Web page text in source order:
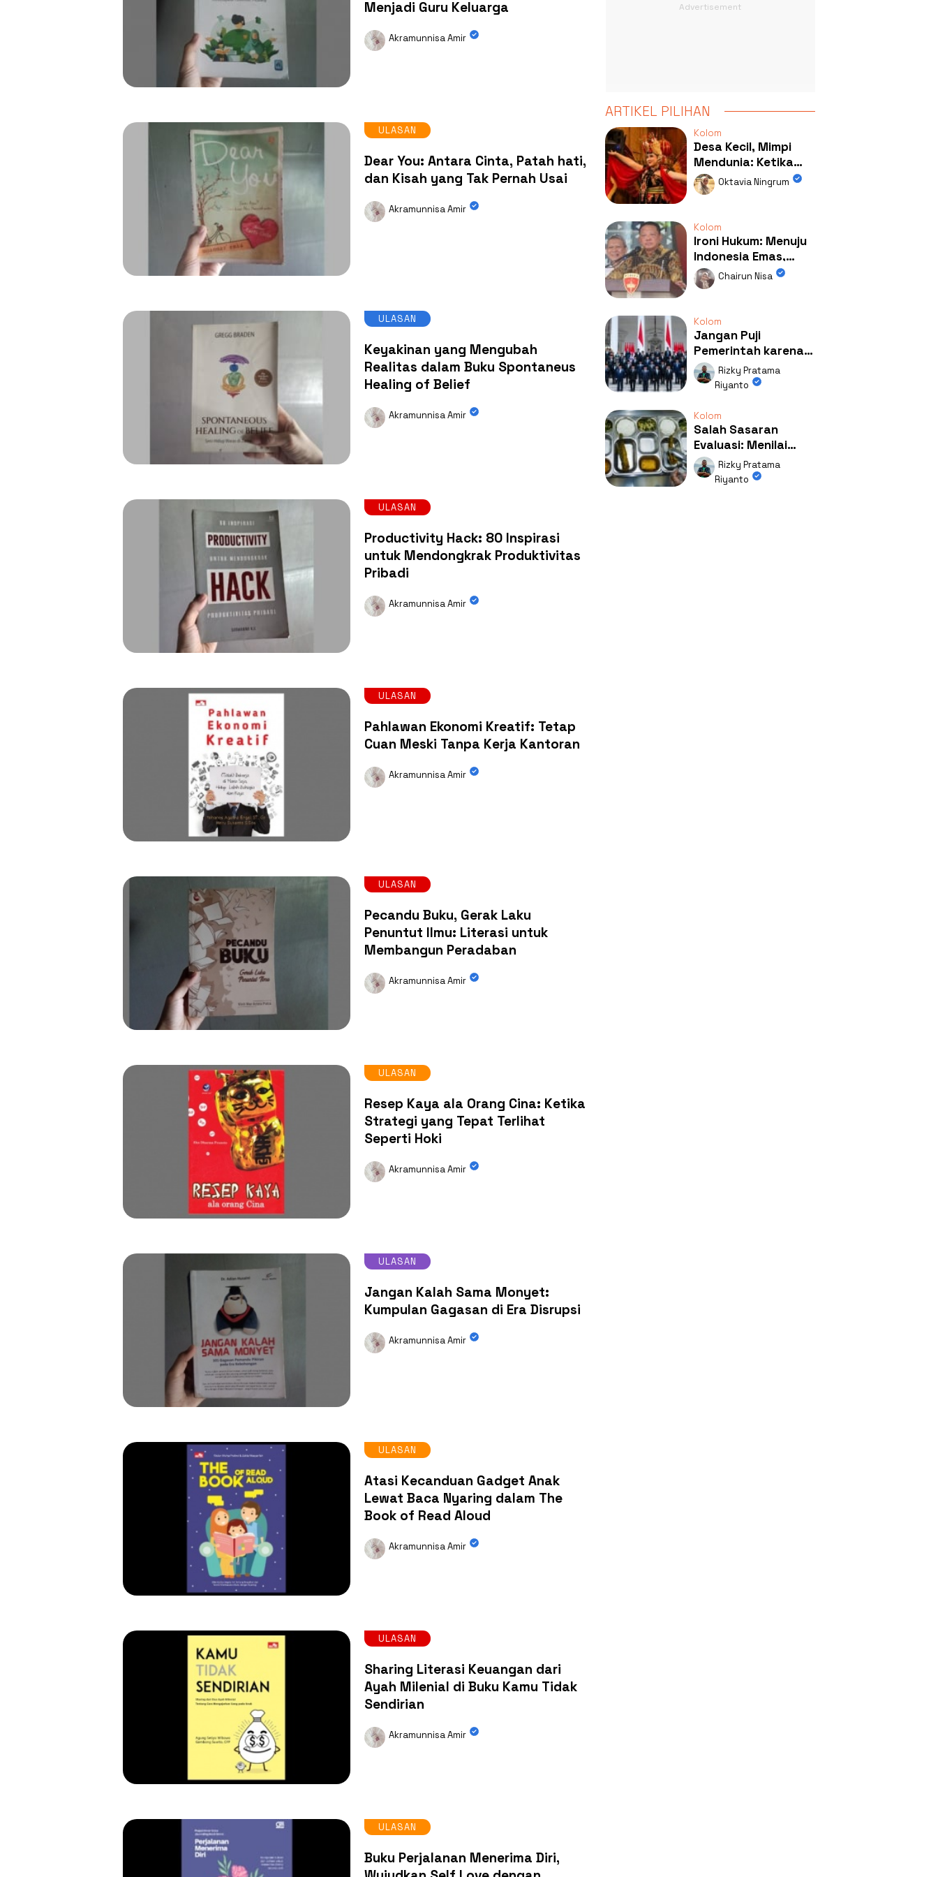
Menjadi Guru Keluarga
Akramunnisa Amir
ULASAN
Dear You: Antara Cinta, Patah hati,
dan Kisah yang Tak Pernah Usai
Akramunnisa Amir
ULASAN
Keyakinan yang Mengubah
Realitas dalam Buku Spontaneus
Healing of Belief
Akramunnisa Amir
ULASAN
Productivity Hack: 80 Inspirasi
untuk Mendongkrak Produktivitas
Pribadi
Akramunnisa Amir
ULASAN
Pahlawan Ekonomi Kreatif: Tetap
Cuan Meski Tanpa Kerja Kantoran
Akramunnisa Amir
ULASAN
Pecandu Buku, Gerak Laku
Penuntut Ilmu: Literasi untuk
Membangun Peradaban
Akramunnisa Amir
ULASAN
Resep Kaya ala Orang Cina: Ketika
Strategi yang Tepat Terlihat
Seperti Hoki
Akramunnisa Amir
ULASAN
Jangan Kalah Sama Monyet:
Kumpulan Gagasan di Era Disrupsi
Akramunnisa Amir
ULASAN
Atasi Kecanduan Gadget Anak
Lewat Baca Nyaring dalam The
Book of Read Aloud
Akramunnisa Amir
ULASAN
Sharing Literasi Keuangan dari
Ayah Milenial di Buku Kamu Tidak
Sendirian
Akramunnisa Amir
ULASAN
Buku Perjalanan Menerima Diri,
ARTIKEL PILIHAN
Kolom
Desa Kecil, Mimpi
Mendunia: Ketika
Kolaborasi
Mengubah Wajah
Oktavia Ningrum
Kolom
Ironi Hukum: Menuju
Indonesia Emas,
Ternyata Emasnya
Ada di Rumah Febrie!
Chairun Nisa
Kolom
Jangan Puji
Pemerintah karena
Kerja: Mengapa
Publik Begitu Mudah
Rizky Pratama
Riyanto
Kolom
Salah Sasaran
Evaluasi: Menilai
Program MBG Lewat
Respons Anak Itu
Rizky Pratama
Riyanto